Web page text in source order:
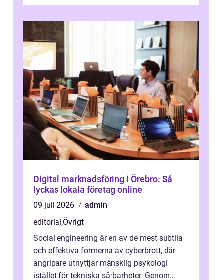
Digital marknadsföring i Örebro: Så
lyckas lokala företag online
09 juli 2026
admin
editorial,Övrigt
Social engineering är en av de mest subtila
och effektiva formerna av cyberbrott, där
angripare utnyttjar mänsklig psykologi
istället för tekniska sårbarheter. Genom